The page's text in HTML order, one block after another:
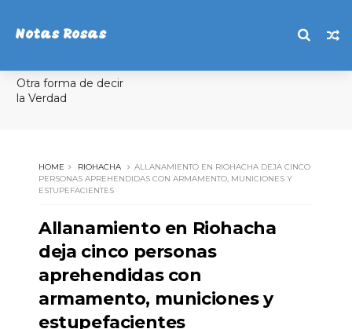
Notas Rosas
Otra forma de decir
la Verdad
HOME RIOHACHA
ALLANAMIENTO EN RIOHACHA DEJA CINCO
PERSONAS APREHENDIDAS CON ARMAMENTO, MUNICIONES Y
ESTUPEFACIENTES
Allanamiento en Riohacha
deja cinco personas
aprehendidas con
armamento, municiones y
estupefacientes